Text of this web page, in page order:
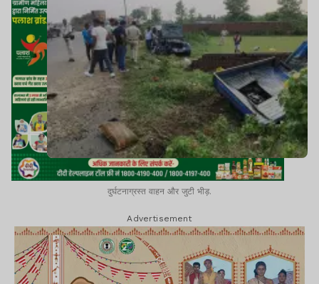
दुर्घटनाग्रस्त वाहन और जुटी भीड़.
Advertisement